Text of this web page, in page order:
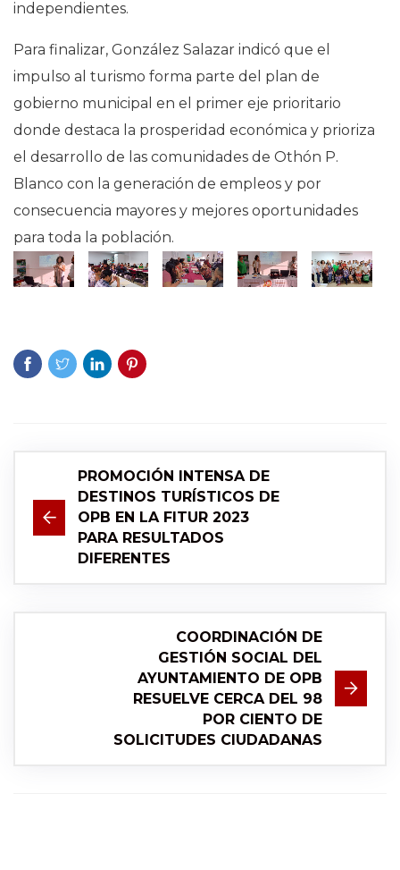
independientes.
Para finalizar, González Salazar indicó que el
impulso al turismo forma parte del plan de
gobierno municipal en el primer eje prioritario
donde destaca la prosperidad económica y prioriza
el desarrollo de las comunidades de Othón P.
Blanco con la generación de empleos y por
consecuencia mayores y mejores oportunidades
para toda la población.
PROMOCIÓN INTENSA DE
DESTINOS TURÍSTICOS DE
OPB EN LA FITUR 2023
PARA RESULTADOS
DIFERENTES
COORDINACIÓN DE
GESTIÓN SOCIAL DEL
AYUNTAMIENTO DE OPB
RESUELVE CERCA DEL 98
POR CIENTO DE
SOLICITUDES CIUDADANAS